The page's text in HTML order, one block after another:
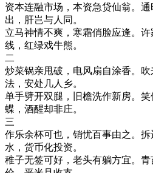
资本连融市场，本资急贷仙翁。
出，肝岂与人同。
立马神情不爽，寒霜俏脸应逢。
线，红绿戏牛熊。
二
炒菜锅亲甩破，电风扇自涂香。
法，安处几人乡。
单手劈开双腿，旧檐洗作新房。
蝶，酒醒却非庄。
三
作乐余杯可也，销忧百事由之。
水，货币化投资。
稚子无签可好，老头有躺方宜。